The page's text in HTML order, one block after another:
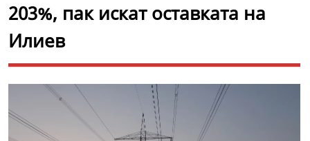
203%, пак искат оставката на
Илиев